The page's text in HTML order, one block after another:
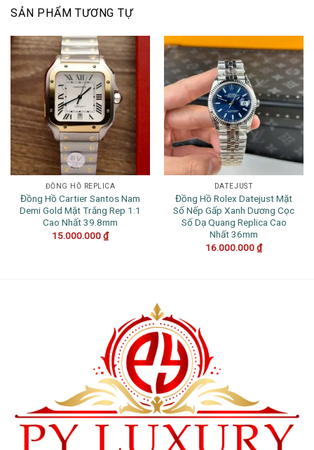
SẢN PHẨM TƯƠNG TỰ
ĐỒNG HỒ REPLICA
Đồng Hồ Cartier Santos Nam
Demi Gold Mặt Trắng Rep 1:1
Cao Nhất 39.8mm
15.000.000₫
DATEJUST
Đồng Hồ Rolex Datejust Mặt
Số Nếp Gấp Xanh Dương Cọc
Số Dạ Quang Replica Cao
Nhất 36mm
16.000.000₫